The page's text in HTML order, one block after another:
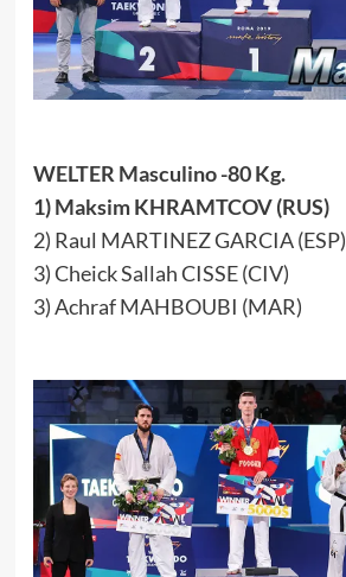
WELTER Masculino -80 Kg.
1) Maksim KHRAMTCOV (RUS)
2) Raul MARTINEZ GARCIA (ESP)
3) Cheick Sallah CISSE (CIV)
3) Achraf MAHBOUBI (MAR)